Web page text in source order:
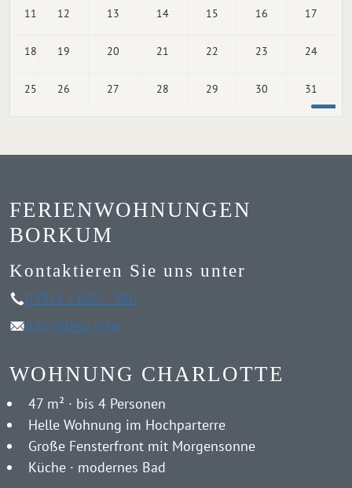
11 12 13 14 15 16 17
18 19 20 21 22 23 24
25 26 27 28 29 30 31
FERIENWOHNUNGEN
BORKUM
Kontaktieren Sie uns unter
04921 / 680 - 480
info@feha.info
WOHNUNG CHARLOTTE
47 m² · bis 4 Personen
Helle Wohnung im Hochparterre
Große Fensterfront mit Morgensonne
Küche · modernes Bad